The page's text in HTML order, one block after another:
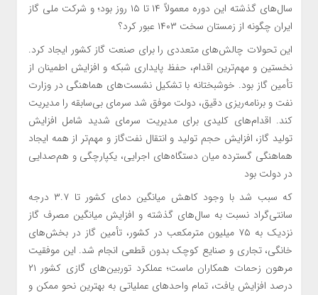
سال‌های گذشته این دوره معمولاً ۱۴ تا ۱۵ روز بود؛ و شرکت ملی گاز
ایران چگونه از زمستان سخت ۱۴۰۳ عبور کرد؟
این تحولات چالش‌های متعددی را برای صنعت گاز کشور ایجاد کرد.
نخستین و مهم‌ترین اقدام، حفظ پایداری شبکه و افزایش اطمینان از
تأمین گاز بود. خوشبختانه با تشکیل نشست‌های هماهنگی در وزارت
نفت و برنامه‌ریزی دقیق، دولت موفق شد سرمای بی‌سابقه را مدیریت
کند. اقدام‌های کلیدی برای مدیریت سرمای شدید شامل افزایش
تولید گاز، افزایش حجم تولید و انتقال نفت‌گاز و مهم‌تر از همه ایجاد
هماهنگی گسترده میان دستگاه‌های اجرایی، یکپارچگی و هم‌صدایی
در دولت بود
که سبب شد با وجود کاهش میانگین دمای کشور تا ۳.۷ درجه
سانتی‌گراد نسبت به سال‌های گذشته و افزایش میانگین مصرف گاز
نزدیک به ۷۵ میلیون مترمکعب در کشور، تأمین گاز در بخش‌های
خانگی، تجاری و صنایع کوچک بدون قطعی انجام شد. این موفقیت
مرهون زحمات همکاران ماست؛ عملکرد توربین‌های گازی کشور ۲۱
درصد افزایش یافت، تمام واحد‌های عملیاتی به بهترین نحو ممکن و